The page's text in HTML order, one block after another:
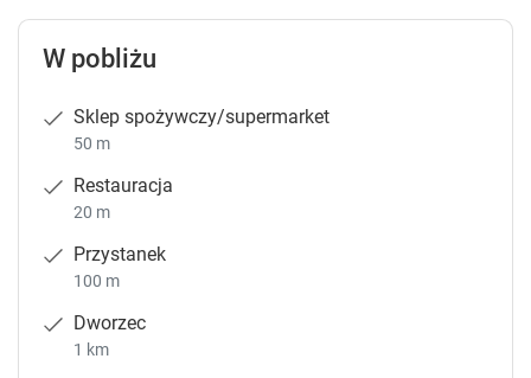
W pobliżu
Sklep spożywczy/supermarket
50 m
Restauracja
20 m
Przystanek
100 m
Dworzec
1 km